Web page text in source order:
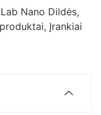
Nano Dildės,
, Įrankiai